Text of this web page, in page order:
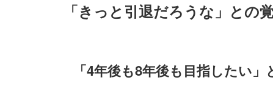
「きっと引退だろうな」との
「4年後も8年後も目指したい